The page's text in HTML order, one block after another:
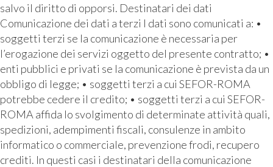
salvo il diritto di opporsi. Destinatari dei dati
Comunicazione dei dati a terzi I dati sono comunicati a: •
soggetti terzi se la comunicazione è necessaria per
l’erogazione dei servizi oggetto del presente contratto; •
enti pubblici e privati se la comunicazione è prevista da un
obbligo di legge; • soggetti terzi a cui SEFOR-ROMA
potrebbe cedere il credito; • soggetti terzi a cui SEFOR-
ROMA affida lo svolgimento di determinate attività quali,
spedizioni, adempimenti fiscali, consulenze in ambito
informatico o commerciale, prevenzione frodi, recupero
crediti. In questi casi i destinatari della comunicazione